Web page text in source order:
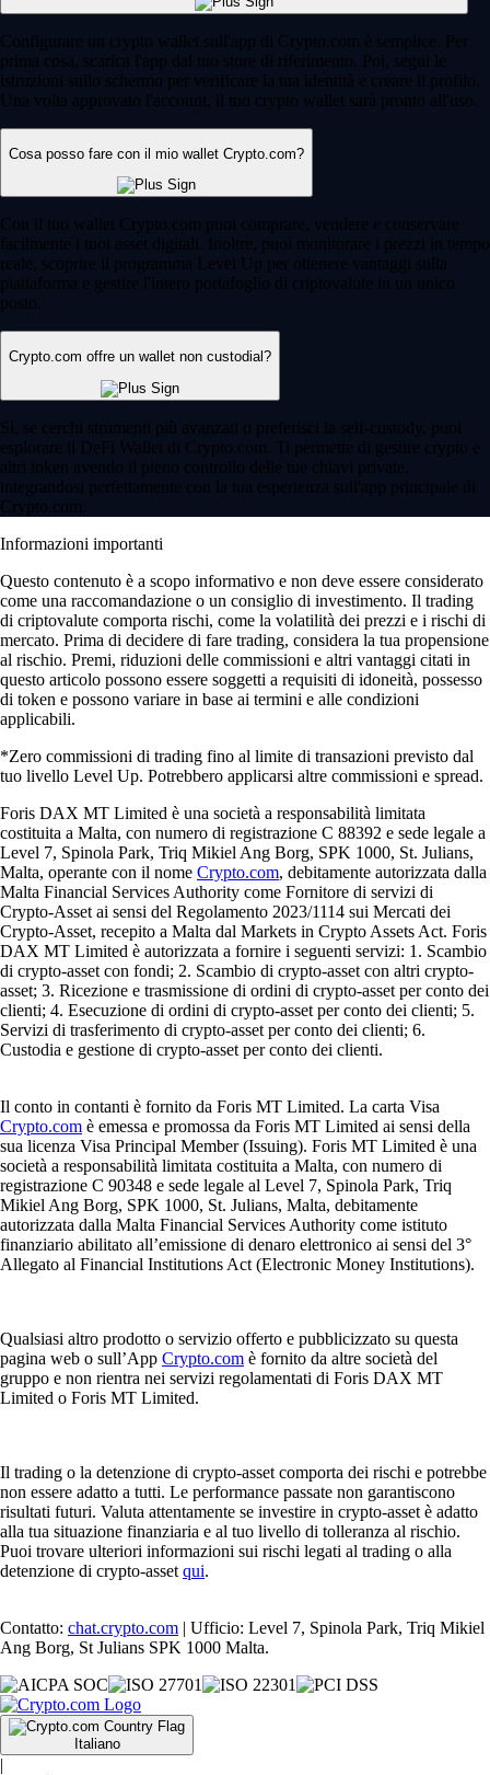
Configurare un crypto wallet sull'app di Crypto.com è semplice. Per
prima cosa, scarica l'app dal tuo store di riferimento. Poi, segui le
istruzioni sullo schermo per verificare la tua identità e creare il profilo.
Una volta approvato l'account, il tuo crypto wallet sarà pronto all'uso.
Cosa posso fare con il mio wallet Crypto.com?
Con il tuo wallet Crypto.com puoi comprare, vendere e conservare
facilmente i tuoi asset digitali. Inoltre, puoi monitorare i prezzi in tempo
reale, scoprire il programma Level Up per ottenere vantaggi sulla
piattaforma e gestire l'intero portafoglio di criptovalute in un unico
posto.
Crypto.com offre un wallet non custodial?
Sì, se cerchi strumenti più avanzati o preferisci la self-custody, puoi
esplorare il DeFi Wallet di Crypto.com. Ti permette di gestire crypto e
altri token avendo il pieno controllo delle tue chiavi private,
integrandosi perfettamente con la tua esperienza sull'app principale di
Crypto.com.
Informazioni importanti
Questo contenuto è a scopo informativo e non deve essere considerato
come una raccomandazione o un consiglio di investimento. Il trading
di criptovalute comporta rischi, come la volatilità dei prezzi e i rischi di
mercato. Prima di decidere di fare trading, considera la tua propensione
al rischio. Premi, riduzioni delle commissioni e altri vantaggi citati in
questo articolo possono essere soggetti a requisiti di idoneità, possesso
di token e possono variare in base ai termini e alle condizioni
applicabili.
*Zero commissioni di trading fino al limite di transazioni previsto dal
tuo livello Level Up. Potrebbero applicarsi altre commissioni e spread.
Foris DAX MT Limited è una società a responsabilità limitata
costituita a Malta, con numero di registrazione C 88392 e sede legale a
Level 7, Spinola Park, Triq Mikiel Ang Borg, SPK 1000, St. Julians,
Malta, operante con il nome Crypto.com, debitamente autorizzata dalla
Malta Financial Services Authority come Fornitore di servizi di
Crypto-Asset ai sensi del Regolamento 2023/1114 sui Mercati dei
Crypto-Asset, recepito a Malta dal Markets in Crypto Assets Act. Foris
DAX MT Limited è autorizzata a fornire i seguenti servizi: 1. Scambio
di crypto-asset con fondi; 2. Scambio di crypto-asset con altri crypto-
asset; 3. Ricezione e trasmissione di ordini di crypto-asset per conto dei
clienti; 4. Esecuzione di ordini di crypto-asset per conto dei clienti; 5.
Servizi di trasferimento di crypto-asset per conto dei clienti; 6.
Custodia e gestione di crypto-asset per conto dei clienti.
Il conto in contanti è fornito da Foris MT Limited. La carta Visa
Crypto.com è emessa e promossa da Foris MT Limited ai sensi della
sua licenza Visa Principal Member (Issuing). Foris MT Limited è una
società a responsabilità limitata costituita a Malta, con numero di
registrazione C 90348 e sede legale al Level 7, Spinola Park, Triq
Mikiel Ang Borg, SPK 1000, St. Julians, Malta, debitamente
autorizzata dalla Malta Financial Services Authority come istituto
finanziario abilitato all’emissione di denaro elettronico ai sensi del 3°
Allegato al Financial Institutions Act (Electronic Money Institutions).
Qualsiasi altro prodotto o servizio offerto e pubblicizzato su questa
pagina web o sull’App Crypto.com è fornito da altre società del
gruppo e non rientra nei servizi regolamentati di Foris DAX MT
Limited o Foris MT Limited.
Il trading o la detenzione di crypto-asset comporta dei rischi e potrebbe
non essere adatto a tutti. Le performance passate non garantiscono
risultati futuri. Valuta attentamente se investire in crypto-asset è adatto
alla tua situazione finanziaria e al tuo livello di tolleranza al rischio.
Puoi trovare ulteriori informazioni sui rischi legati al trading o alla
detenzione di crypto-asset qui.
Contatto: chat.crypto.com | Ufficio: Level 7, Spinola Park, Triq Mikiel
Ang Borg, St Julians SPK 1000 Malta.
Italiano
|